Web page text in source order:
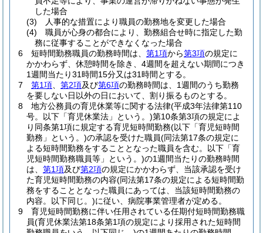
した場合
(3)
人事的な措置により職員の勤務地を変更した場合
(4)
職員が心身の都合により、勤務組合せ時に指定した勤
務に従事することができなくなった場合
6
短時間勤務職員の勤務時間は、 第1項から第3項の規定に
かかわらず、休憩時間を除き、4週間を超えない期間につき
1週間当たり31時間15分又は31時間とする。
7
第1項 第2項及び第6項の勤務時間は、1週間のうち勤務
を要しない日以外の日において、割り振るものとする。
8
地方公務員の育児休業等に関する法律(平成3年法律第110
号。以下「育児休業法」という。)第10条第3項の規定によ
り同条第1項に規定する育児短時間勤務(以下「育児短時間
勤務」という。)の承認を受けた職員(同法第17条の規定に
よる短時間勤務をすることとなった職員を含む。以下「育
児短時間勤務職員等」という。)の1週間当たりの勤務時間
は、 第1項及び第2項の規定にかかわらず、当該承認を受け
た育児短時間勤務の内容(同法第17条の規定による短時間勤
務をすることとなった職員にあっては、当該短時間勤務の
内容。以下同じ。)に従い、病院事業管理者が定める。
9
育児短時間勤務に伴い任用されている任期付短時間勤務職
員(育児休業法第18条第1項の規定により採用された短時間